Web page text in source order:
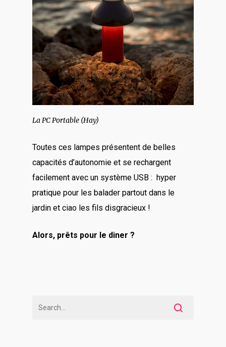
La PC Portable (Hay)
Toutes ces lampes présentent de belles
capacités d’autonomie et se rechargent
facilement avec un système USB : hyper
pratique pour les balader partout dans le
jardin et ciao les fils disgracieux !
Alors, prêts pour le diner ?